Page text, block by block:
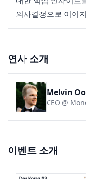
의사결정으로 이어
연사 소개
Melvin
CEO @
이벤트 소개